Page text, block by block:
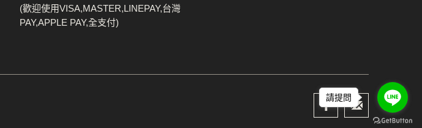
(歡迎使用VISA,MASTER,LINEPAY,台灣
PAY,APPLE PAY,全支付)
請提問